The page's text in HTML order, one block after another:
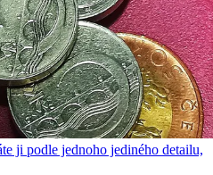
ji podle jednoho jediného detailu,